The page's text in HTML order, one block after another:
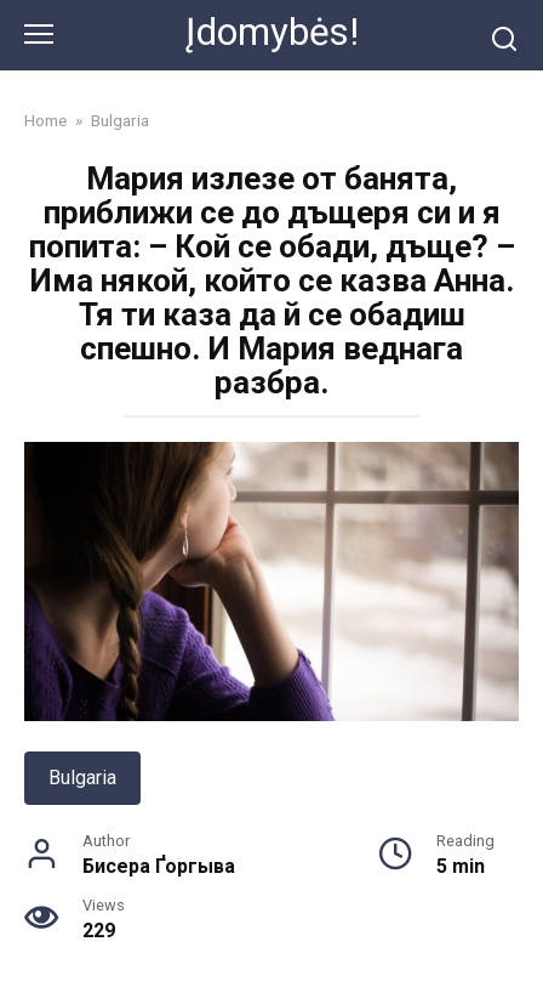
content
Įdomybės!
Home » Bulgaria
Мария излезе от банята,
приближи се до дъщеря си и я
попита: – Кой се обади, дъще? –
Има някой, който се казва Анна.
Тя ти каза да й се обадиш
спешно. И Мария веднага
разбра.
Bulgaria
Author
Бисера Ґоргыва
Reading
5 min
Views
229